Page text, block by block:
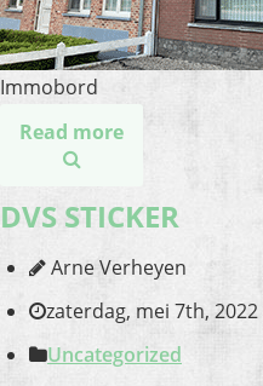
Immobord
Read more
DVS STICKER
Arne Verheyen
zaterdag, mei 7th, 2022
Uncategorized